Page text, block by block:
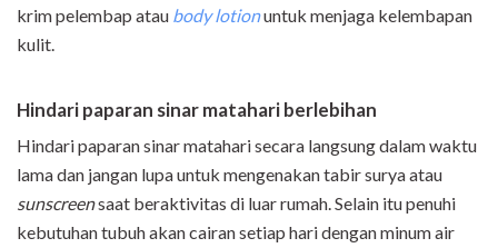
krim pelembap atau body lotionuntuk menjaga kelembapan
kulit.
Hindari paparan sinar matahari berlebihan
Hindari paparan sinar matahari secara langsung dalam waktu
lama dan jangan lupa untuk mengenakan tabir surya atau
sunscreensaat beraktivitas di luar rumah. Selain itu penuhi
kebutuhan tubuh akan cairan setiap hari dengan minum air